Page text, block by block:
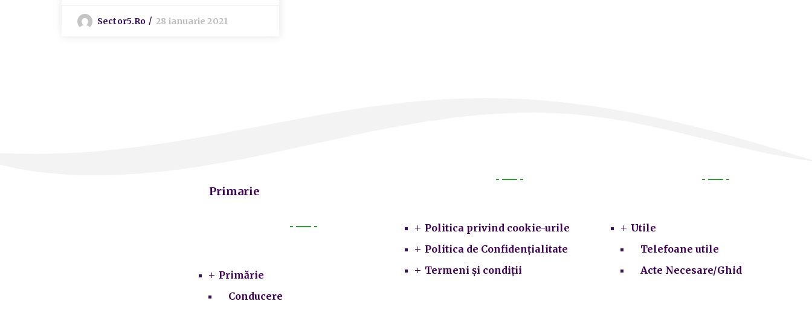
Sector5.ro 28 ianuarie 2021
Primarie
Primărie
Conducere
Politica privind cookie-urile
Politica de Confidențialitate
Termeni și condiții
Utile
Telefoane utile
Acte Necesare/Ghid